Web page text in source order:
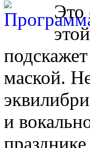
Это
маской.
и